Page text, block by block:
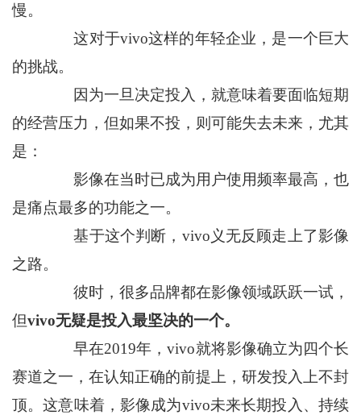
慢。
这对于vivo这样的年轻企业，是一个巨大
的挑战。
因为一旦决定投入，就意味着要面临短期
的经营压力，但如果不投，则可能失去未来，尤其
是：
影像在当时已成为用户使用频率最高，也
是痛点最多的功能之一。
基于这个判断，vivo义无反顾走上了影像
之路。
彼时，很多品牌都在影像领域跃跃一试，
但vivo无疑是投入最坚决的一个。
早在2019年，vivo就将影像确立为四个长
赛道之一，在认知正确的前提上，研发投入上不封
顶。这意味着，影像成为vivo未来长期投入、持续